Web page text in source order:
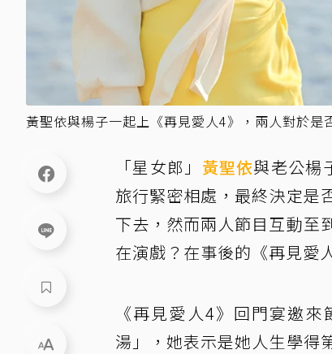
黃聖依與楊子一起上《再見愛人4》，兩人對於是
「星女郎」 黃聖依與老公楊
旅行緊密相處，最終決定是
下去，然而兩人節目互動至
在演戲？在事後的《再見愛
《再見愛人4》回門宴邀
湯」，她表示是她人生學得